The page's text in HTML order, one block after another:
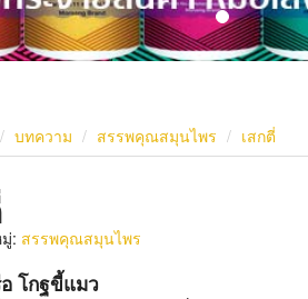
บทความ สรรพคุณสมุนไพร เสกตี่
: สรรพคุณสมุนไพร
โกฐขี้แมว